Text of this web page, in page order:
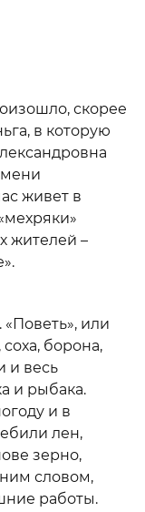
скорее
в которую
живет в
жителей –
или
соха, борона,
и весь
и рыбака.
и в
лен,
зерно,
словом,
работы.